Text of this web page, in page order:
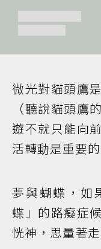
微光對貓頭鷹
（聽說貓頭鷹
遊不就只能向
活轉動是重要的
夢與蝴蝶，如
蝶」的路癡症
恍神，思量著